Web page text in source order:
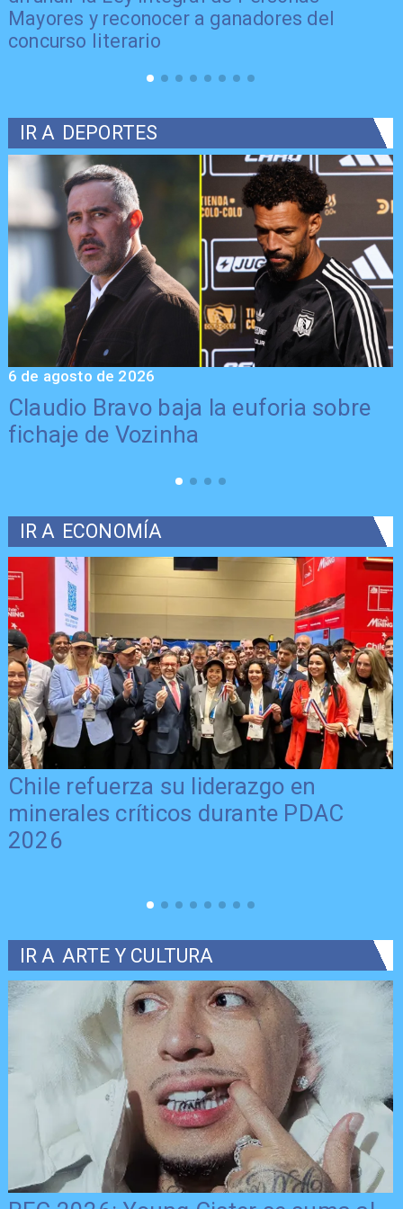
Mayores y reconocer a ganadores del
concurso literario
IR A DEPORTES
Claudio Bravo baja la euforia sobre
fichaje de Vozinha
6 de agosto de 2026
IR A ECONOMÍA
Chile refuerza su liderazgo en
minerales críticos durante PDAC
2026
IR A ARTE Y CULTURA